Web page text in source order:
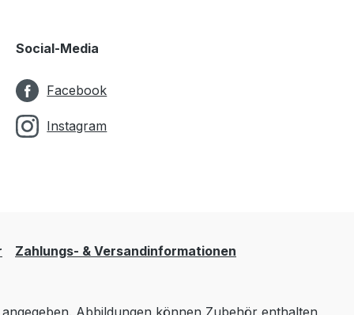
Social-Media
Facebook
Instagram
Zahlungs- & Versandinformationen
Abbildungen können Zubehör enthalten,